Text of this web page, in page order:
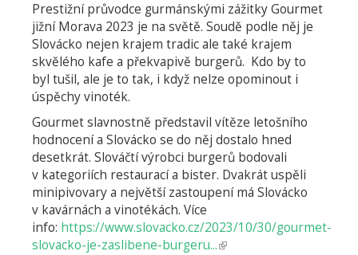
Prestižní průvodce gurmánskými zážitky Gourmet
jižní Morava 2023 je na světě. Soudě podle něj je
Slovácko nejen krajem tradic ale také krajem
skvělého kafe a překvapivě burgerů. Kdo by to
byl tušil, ale je to tak, i když nelze opominout i
úspěchy vinoték.
Gourmet slavnostně představil vítěze letošního
hodnocení a Slovácko se do něj dostalo hned
desetkrát. Slováčtí výrobci burgerů bodovali
v kategoriích restaurací a bister. Dvakrát uspěli
minipivovary a největší zastoupení má Slovácko
v kavárnách a vinotékách. Více
info: https://www.slovacko.cz/2023/10/30/gourmet-
slovacko-je-zaslibene-burgeru...(odkaz